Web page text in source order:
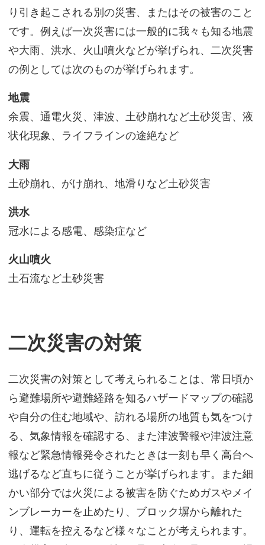
り引き起こされる別の災害、またはその被害のこと
です。例えば一次災害には一般的に我々も知る地震
や大雨、洪水、火山噴火などが挙げられ、二次災害
の例としては次のものが挙げられます。
地震
余震、通電火災、津波、土砂崩れなど土砂災害、液
状化現象、ライフラインの途絶など
大雨
土砂崩れ、がけ崩れ、地滑りなど土砂災害
洪水
冠水による感電、感染症など
火山噴火
土石流など土砂災害
二次災害の対策
二次災害の対策として考えられることは、常日頃か
ら避難場所や避難経路を知るハザードマップの確認
や自分の住む地域や、訪れる場所の地質も気をつけ
る、気象情報を確認する、また津波警報や津波注意
報など緊急情報発令されたときは一刻も早く高台へ
逃げるなど直ちに従うことが挙げられます。また細
かい部分では火災による被害を防ぐためガスやメイ
ンブレーカーを止めたり、ブロック塀から離れた
り、運転を控えるなど様々なことが考えられます。